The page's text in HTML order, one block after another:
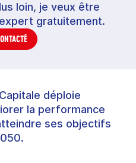
loin, je veux être
gratuitement.
déploie
la performance
ses objectifs